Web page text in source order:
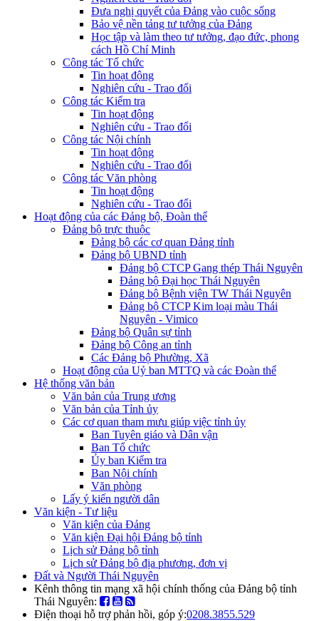
Đưa nghị quyết của Đảng vào cuộc sống
Bảo vệ nền tảng tư tưởng của Đảng
Học tập và làm theo tư tưởng, đạo đức, phong
cách Hồ Chí Minh
Công tác Tổ chức
Tin hoạt động
Nghiên cứu - Trao đổi
Công tác Kiểm tra
Tin hoạt động
Nghiên cứu - Trao đổi
Công tác Nội chính
Tin hoạt động
Nghiên cứu - Trao đổi
Công tác Văn phòng
Tin hoạt động
Nghiên cứu - Trao đổi
Hoạt động của các Đảng bộ, Đoàn thể
Đảng bộ trực thuộc
Đảng bộ các cơ quan Đảng tỉnh
Đảng bộ UBND tỉnh
Đảng bộ CTCP Gang thép Thái Nguyên
Đảng bộ Đại học Thái Nguyên
Đảng bộ Bệnh viện TW Thái Nguyên
Đảng bộ CTCP Kim loại màu Thái
Nguyên - Vimico
Đảng bộ Quân sự tỉnh
Đảng bộ Công an tỉnh
Các Đảng bộ Phường, Xã
Hoạt động của Uỷ ban MTTQ và các Đoàn thể
Hệ thống văn bản
Văn bản của Trung ương
Văn bản của Tỉnh ủy
Các cơ quan tham mưu giúp việc tỉnh ủy
Ban Tuyên giáo và Dân vận
Ban Tổ chức
Ủy ban Kiểm tra
Ban Nội chính
Văn phòng
Lấy ý kiến người dân
Văn kiện - Tư liệu
Văn kiện của Đảng
Văn kiện Đại hội Đảng bộ tỉnh
Lịch sử Đảng bộ tỉnh
Lịch sử Đảng bộ địa phương, đơn vị
Đất và Người Thái Nguyên
Kênh thông tin mạng xã hội chính thống của Đảng bộ tỉnh
Thái Nguyên:
Điện thoại hỗ trợ phản hồi, góp ý:0208.3855.529